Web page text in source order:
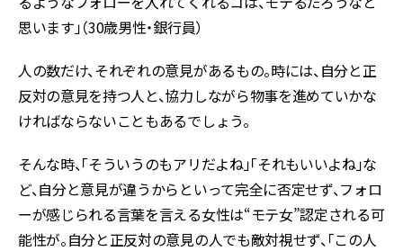
思います」（30歳男性・銀行員）
人の数だけ、それぞれの意見があるもの。時には、自分と正
反対の意見を持つ人と、協力しながら物事を進めていかな
ければならないこともあるでしょう。
そんな時、「そういうのもアリだよね」「それもいいよね」な
ど、自分と意見が違うからといって完全に否定せず、フォロ
ーが感じられる言葉を言える女性は“モテ女”認定される可
能性が。自分と正反対の意見の人でも敵対視せず、「この人